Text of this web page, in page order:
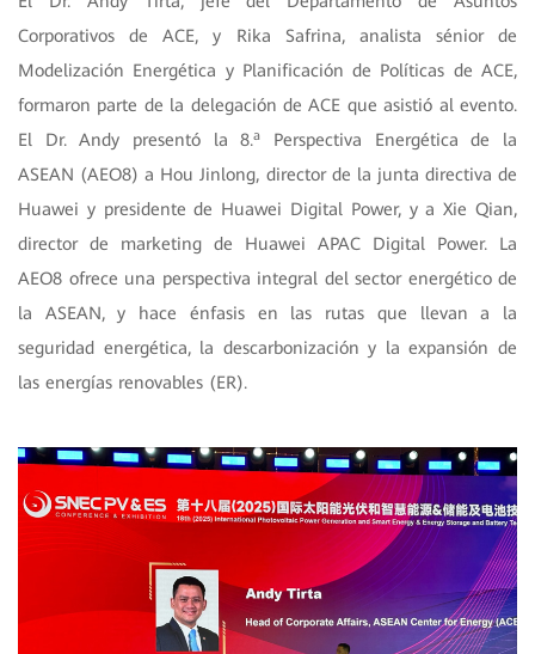
Corporativos de ACE, y Rika Safrina, analista sénior de
Modelización Energética y Planificación de Políticas de ACE,
formaron parte de la delegación de ACE que asistió al evento.
El Dr. Andy presentó la 8.a
Perspectiva Energética de la
ASEAN (AEO8) a Hou Jinlong, director de la junta directiva de
Huawei y presidente de Huawei Digital Power, y a Xie Qian,
director de marketing de Huawei APAC Digital Power. La
AEO8 ofrece una perspectiva integral del sector energético de
la ASEAN, y hace énfasis en las rutas que llevan a la
seguridad energética, la descarbonización y la expansión de
las energías renovables (ER).